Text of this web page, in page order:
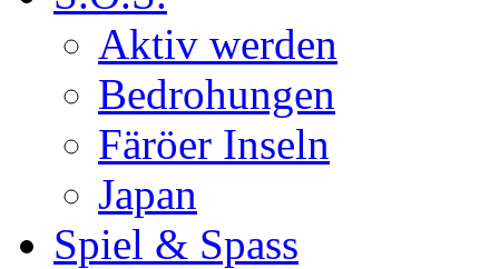
Aktiv werden
Bedrohungen
Färöer Inseln
Japan
Spiel & Spass